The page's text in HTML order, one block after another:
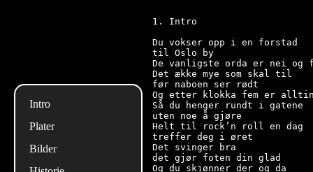
Intro
Plater
Bilder
1. Intro
Du vokser opp i en forstad
til Oslo by
De vanligste orda er nei og
Det ække mye som skal til
før naboen ser rødt
Og etter klokka fem er
Så du henger rundt i gatene
uten noe å gjøre
Helt til rock’n roll en dag
treffer deg i øret
Det svinger bra
det gjør foten din glad
Og du skjønner der og da